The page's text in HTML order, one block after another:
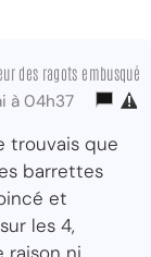
des ragots embusqué
à 04h37
trouvais que
barrettes
et
les 4,